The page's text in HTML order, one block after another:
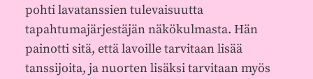
pohti lavatanssien tulevaisuutta
tapahtumajärjestäjän näkökulmasta. Hän
painotti sitä, että lavoille tarvitaan lisää
tanssijoita, ja nuorten lisäksi tarvitaan myös